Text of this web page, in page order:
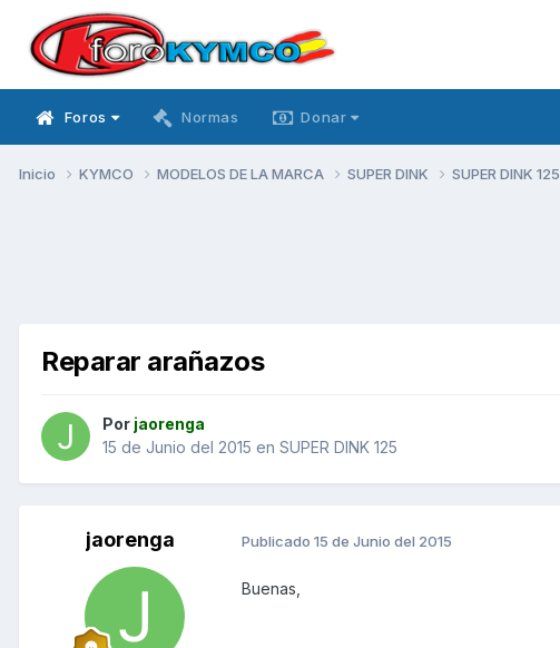
Foros Normas Donar
Inicio KYMCO MODELOS DE LA MARCA SUPER DINK SUPER DINK 125
Reparar arañazos
Por jaorenga
15 de Junio del 2015 en SUPER DINK 125
jaorenga Publicado 15 de Junio del 2015
Buenas,